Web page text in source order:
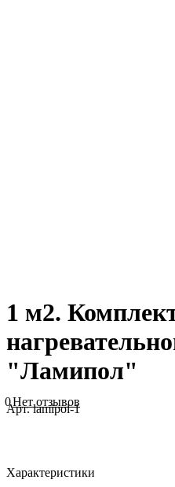
1 м2.
"Ламипол"
0Нет отзывов
Арт.lamipol-1
Характеристики